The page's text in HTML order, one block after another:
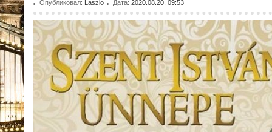
Опубликовал: Laszlo Дата: 2020.08.20, 09:53